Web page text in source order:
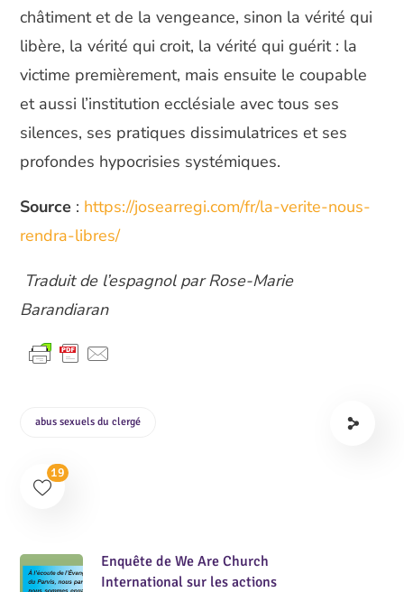
châtiment et de la vengeance, sinon la vérité qui
libère, la vérité qui croit, la vérité qui guérit : la
victime premièrement, mais ensuite le coupable
et aussi l’institution ecclésiale avec tous ses
silences, ses pratiques dissimulatrices et ses
profondes hypocrisies systémiques.
Source : https://josearregi.com/fr/la-verite-nous-
rendra-libres/
Traduit de l’espagnol par Rose-Marie
Barandiaran
abus sexuels du clergé
19
Enquête de We Are Church
International sur les actions